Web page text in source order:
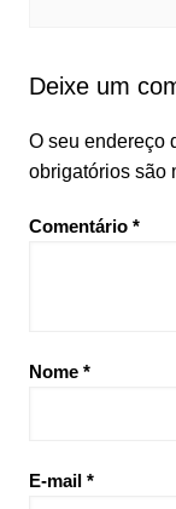
Deixe um
O seu endereço
obrigatórios são
Comentário *
Nome *
E-mail *